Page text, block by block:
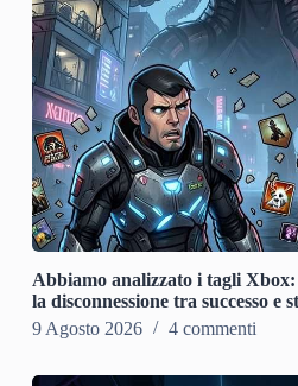
Abbiamo analizzato i tagli
la disconnessione tra successo e
9 Agosto 2026
4 commenti